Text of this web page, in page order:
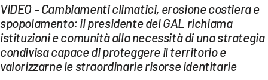
LAC ONAIR
LaC
Network
VIDEO – Cambiamenti climatici, erosione costiera e
spopolamento: il presidente del GAL richiama
istituzioni e comunità alla necessità di una strategia
condivisa capace di proteggere il territorio e
valorizzarne le straordinarie risorse identitarie